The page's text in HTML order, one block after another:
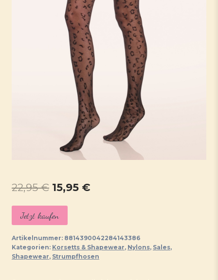
22,95€ Ursprünglicher
Preis
war:
22,95 €
15,95 €
15,95 €.
Jetzt kaufen
Artikelnummer: 8814390042284143386
Kategorien: Korsetts & Shapewear, Nylons, Sales,
Shapewear, Strumpfhosen